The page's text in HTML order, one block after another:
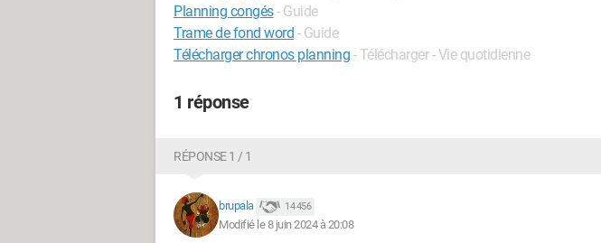
Planning congés- Guide
Trame de fond word - Guide
Télécharger chronos planning - Télécharger - Vie quotidienne
1 réponse
RÉPONSE 1 / 1
brupala 14 456
Modifié le 8 juin 2024 à 20:08